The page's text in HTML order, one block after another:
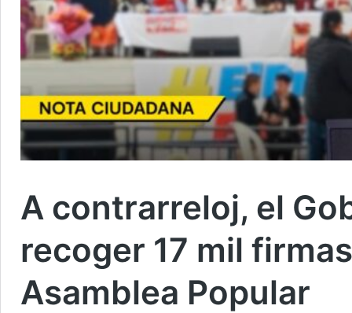
A contrarreloj, el
recoger 17 mil
Asamblea Popular